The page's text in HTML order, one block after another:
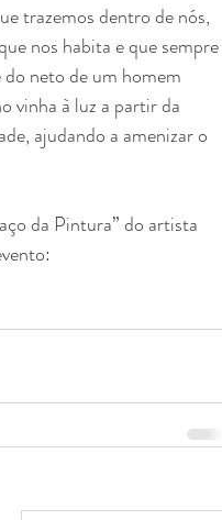
trazemos dentro de nós,
nos habita e que sempre
neto de um homem
vinha à luz a partir da
ajudando a amenizar o
da Pintura” do artista